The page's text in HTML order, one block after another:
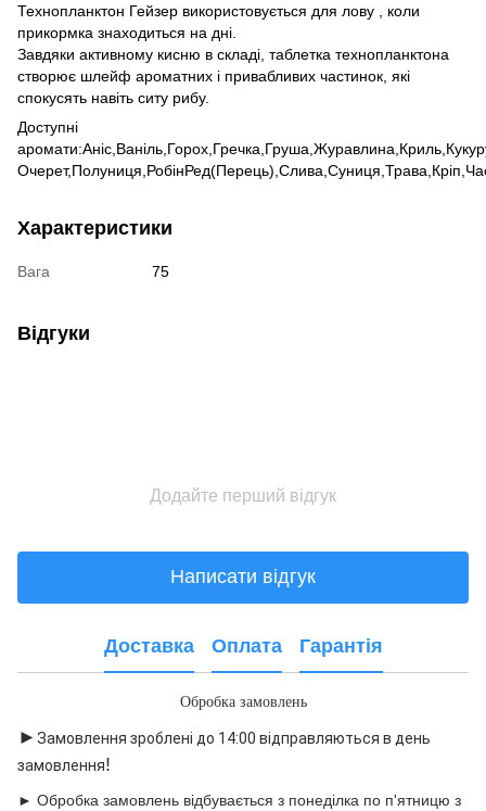
Технопланктон Гейзер використовується для лову , коли
прикормка знаходиться на дні.
Завдяки активному кисню в складі, таблетка технопланктона
створює шлейф ароматних і привабливих частинок, які
спокусять навіть ситу рибу.
Доступні
Характеристики
Вага 75
Відгуки
Додайте перший відгук
Написати відгук
Доставка Оплата Гарантія
Обробка замовлень
► Замовлення зроблені до 14:00 відправляються в день
замовлення!
► Обробка замовлень відбувається з понеділка по п'ятницю з